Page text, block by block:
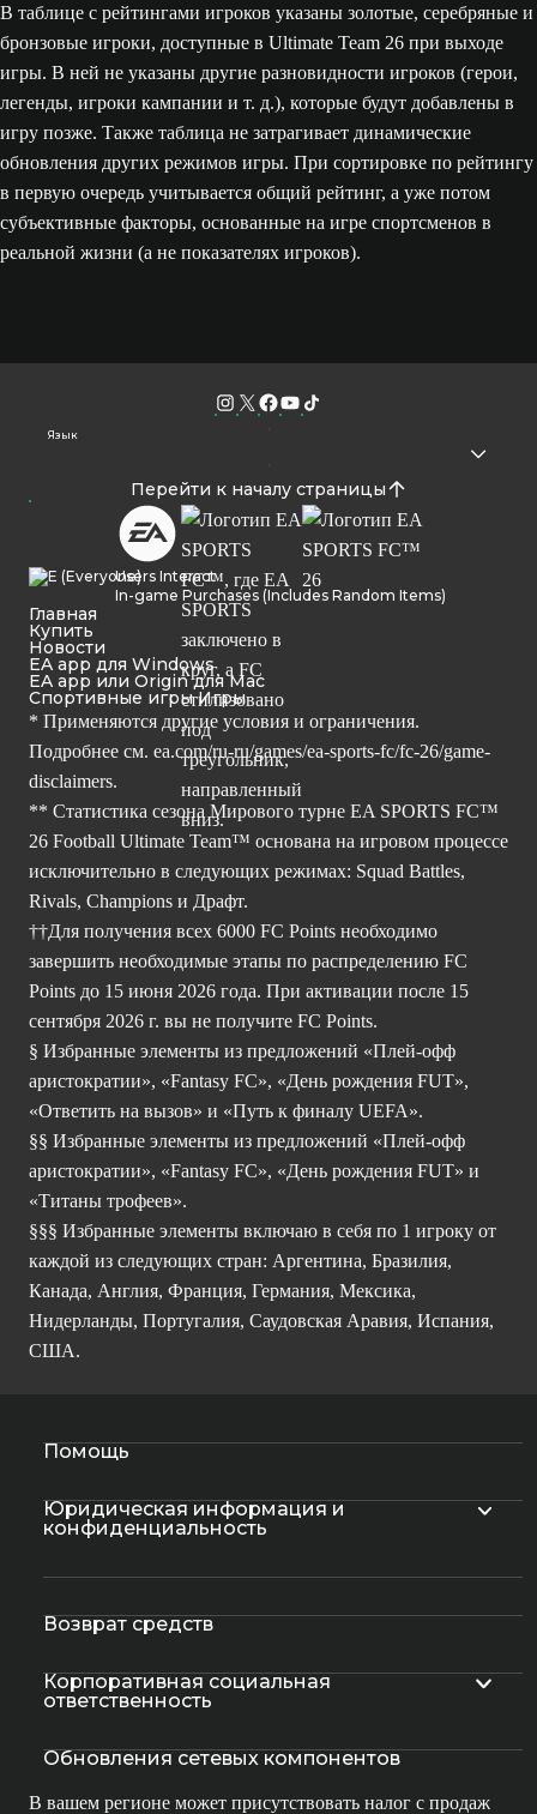
В таблице с рейтингами игроков указаны золотые, серебряные и
бронзовые игроки, доступные в Ultimate Team 26 при выходе
игры. В ней не указаны другие разновидности игроков (герои,
легенды, игроки кампании и т. д.), которые будут добавлены в
игру позже. Также таблица не затрагивает динамические
обновления других режимов игры. При сортировке по рейтингу
в первую очередь учитывается общий рейтинг, а уже потом
субъективные факторы, основанные на игре спортсменов в
реальной жизни (а не показателях игроков).
Язык
Перейти к началу страницы
Users Interact
In-game Purchases (Includes Random Items)
Главная
Купить
Новости
EA app для Windows
EA app или Origin для Mac
Спортивные игры Игры
* Применяются другие условия и ограничения.
Подробнее см. ea.com/ru-ru/games/ea-sports-fc/fc-26/game-
disclaimers.
** Статистика сезона Мирового турне EA SPORTS FC™
26 Football Ultimate Team™ основана на игровом процессе
исключительно в следующих режимах: Squad Battles,
Rivals, Champions и Драфт.
††Для получения всех 6000 FC Points необходимо
завершить необходимые этапы по распределению FC
Points до 15 июня 2026 года. При активации после 15
сентября 2026 г. вы не получите FC Points.
§ Избранные элементы из предложений «Плей-офф
аристократии», «Fantasy FC», «День рождения FUT»,
«Ответить на вызов» и «Путь к финалу UEFA».
§§ Избранные элементы из предложений «Плей-офф
аристократии», «Fantasy FC», «День рождения FUT» и
«Титаны трофеев».
§§§ Избранные элементы включаю в себя по 1 игроку от
каждой из следующих стран: Аргентина, Бразилия,
Канада, Англия, Франция, Германия, Мексика,
Нидерланды, Португалия, Саудовская Аравия, Испания,
США.
Помощь
Юридическая информация и
конфиденциальность
Возврат средств
Корпоративная социальная
ответственность
Обновления сетевых компонентов
В вашем регионе может присутствовать налог с продаж